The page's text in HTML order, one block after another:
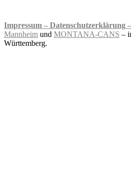
Impressum – Datenschutzerklärung –
Mannheim und MONTANA-CANS –
Württemberg.